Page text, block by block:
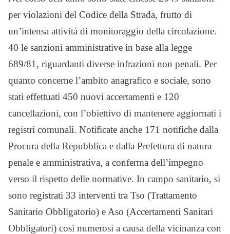
per violazioni del Codice della Strada, frutto di
un’intensa attività di monitoraggio della circolazione.
40 le sanzioni amministrative in base alla legge
689/81, riguardanti diverse infrazioni non penali. Per
quanto concerne l’ambito anagrafico e sociale, sono
stati effettuati 450 nuovi accertamenti e 120
cancellazioni, con l’obiettivo di mantenere aggiornati i
registri comunali. Notificate anche 171 notifiche dalla
Procura della Repubblica e dalla Prefettura di natura
penale e amministrativa, a conferma dell’impegno
verso il rispetto delle normative. In campo sanitario, si
sono registrati 33 interventi tra Tso (Trattamento
Sanitario Obbligatorio) e Aso (Accertamenti Sanitari
Obbligatori) così numerosi a causa della vicinanza con